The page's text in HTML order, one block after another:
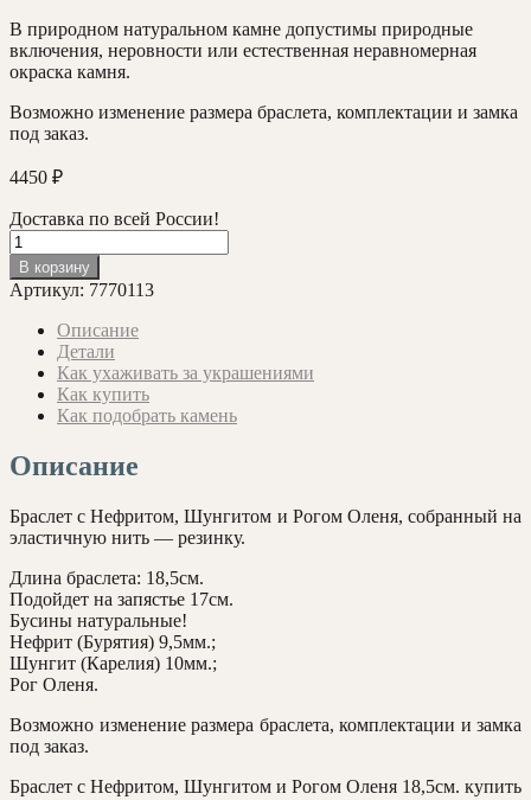
В природном натуральном камне допустимы природные
включения, неровности или естественная неравномерная
окраска камня.
Возможно изменение размера браслета, комплектации и замка
под заказ.
4450 ₽
Доставка по всей России!
Количество
товара
Браслет
с
Нефритом,
Шунгитом
Рогом
Оленя
18,5см.
В корзину
Артикул: 7770113
Описание
Детали
Как ухаживать за украшениями
Как купить
Как подобрать камень
Описание
Браслет с Нефритом, Шунгитом и Рогом Оленя, собранный на
эластичную нить — резинку.
Длина браслета: 18,5см.
Подойдет на запястье 17см.
Бусины натуральные!
Нефрит (Бурятия) 9,5мм.;
Шунгит (Карелия) 10мм.;
Рог Оленя.
Возможно изменение размера браслета, комплектации и замка
под заказ.
Браслет с Нефритом, Шунгитом и Рогом Оленя 18,5см. купить